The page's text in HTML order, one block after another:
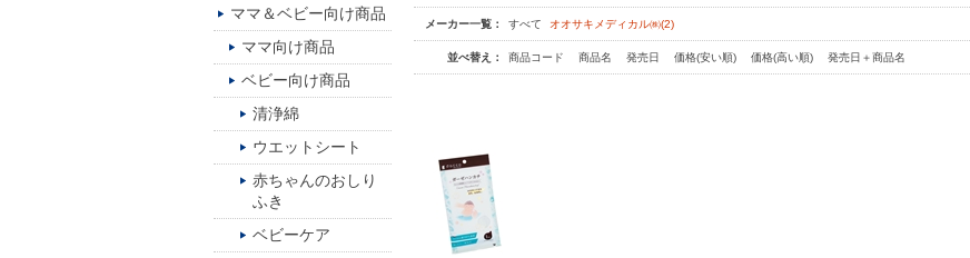
メーカー一覧： すべて オオサキメディカル㈱(2)
並べ替え： 商品コード 商品名 発売日 価格(安い順) 価格(高い順) 発売日＋商品名
ママ＆ベビー向け商品
ママ向け商品
ベビー向け商品
清浄綿
ウエットシート
赤ちゃんのおしり
ふき
ベビーケア